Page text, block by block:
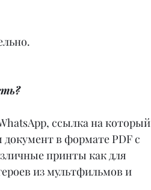
ссылка на который
в формате PDF с
принты как для
из мультфильмов и